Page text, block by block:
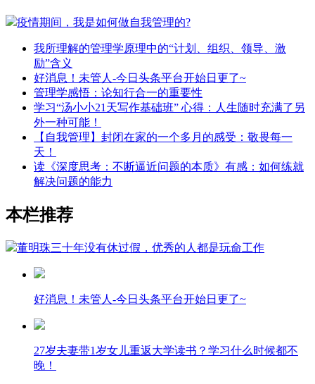
疫情期间，我是如何做自我管理的?
我所理解的管理学原理中的“计划、组织、领导、激
励”含义
好消息！未管人-今日头条平台开始日更了~
管理学感悟：论知行合一的重要性
学习“汤小小21天写作基础班” 心得：人生随时充满了另
外一种可能！
【自我管理】封闭在家的一个多月的感受：敬畏每一
天！
读《深度思考：不断逼近问题的本质》有感：如何练就
解决问题的能力
本栏推荐
董明珠三十年没有休过假，优秀的人都是玩命工作
好消息！未管人-今日头条平台开始日更了~
27岁夫妻带1岁女儿重返大学读书？学习什么时候都不
晚！